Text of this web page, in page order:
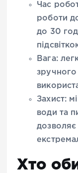
Час
роботи
до 30
Вага:
зручного
Захист:
води та
дозволяє
Хто